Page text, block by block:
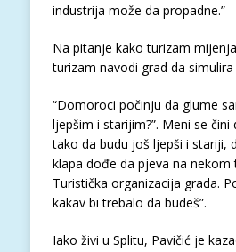
industrija može da propadne.”
Na pitanje kako turizam
turizam navodi grad da simulira
“Domoroci počinju da glume
ljepšim i starijim?”. Meni se
tako da budu još ljepši i stariji,
klapa dođe da pjeva na
Turistička organizacija grada.
kakav bi trebalo da budeš”.
Iako živi u Splitu, Pavičić je